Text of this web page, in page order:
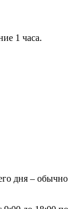
1 часа.
дня – обычно